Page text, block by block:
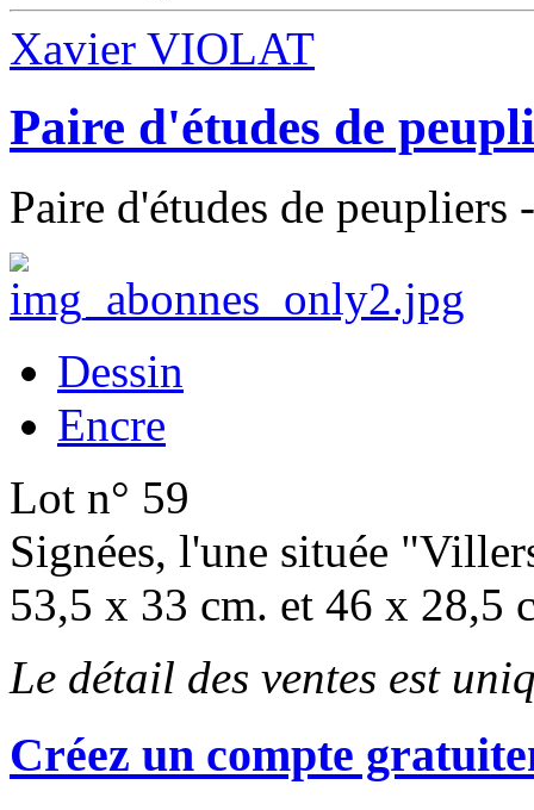
Xavier VIOLAT
Paire d'études de
Paire d'études de peupliers
Dessin
Encre
Lot n° 59
Signées, l'une située
53,5 x 33 cm. et 46 x 28,5
Le détail des ventes est
Créez un compte